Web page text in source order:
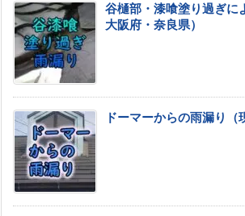
谷樋部・漆喰塗り過ぎに
大阪府・奈良県）
ドーマーからの雨漏り（